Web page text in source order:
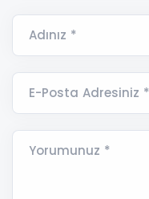
Adınız *
E-Posta Adresiniz *
Yorumunuz *